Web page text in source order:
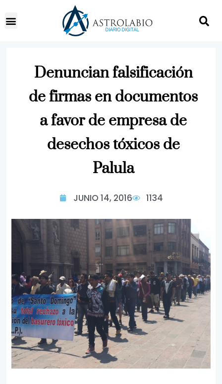
Denuncian falsificación
de firmas en documentos
a favor de empresa de
desechos tóxicos de
Palula
JUNIO 14, 2016 1134